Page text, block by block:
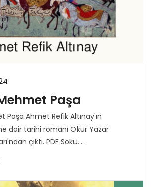
Paşa
Paşa Ahmet Refik Altınay'ın
dair tarihi romanı Okur Yazar
çıktı. PDF Soku....